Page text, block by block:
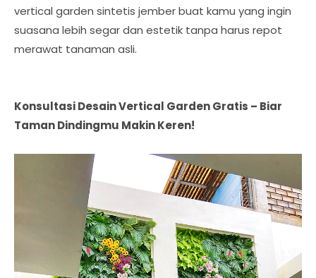
vertical garden sintetis jember buat kamu yang ingin
suasana lebih segar dan estetik tanpa harus repot
merawat tanaman asli.
Konsultasi Desain Vertical Garden Gratis – Biar
Taman Dindingmu Makin Keren!